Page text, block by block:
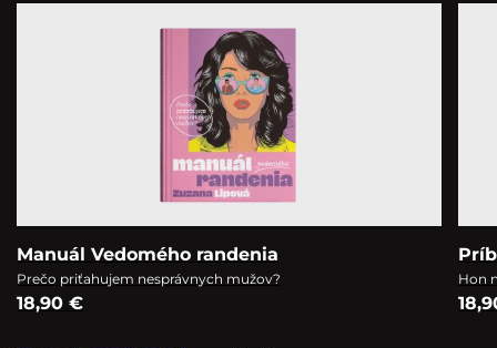
Manuál Vedomého randenia
Prečo priťahujem nesprávnych mužov?
18,90 €
Hon